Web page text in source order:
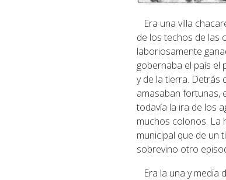
Era una villa
de los techos de las
laboriosamente
gobernaba el país el
y de la tierra. Detrás
amasaban fortunas,
todavía la ira de los
muchos colonos. La
municipal que de un
sobrevino otro
Era la una y media